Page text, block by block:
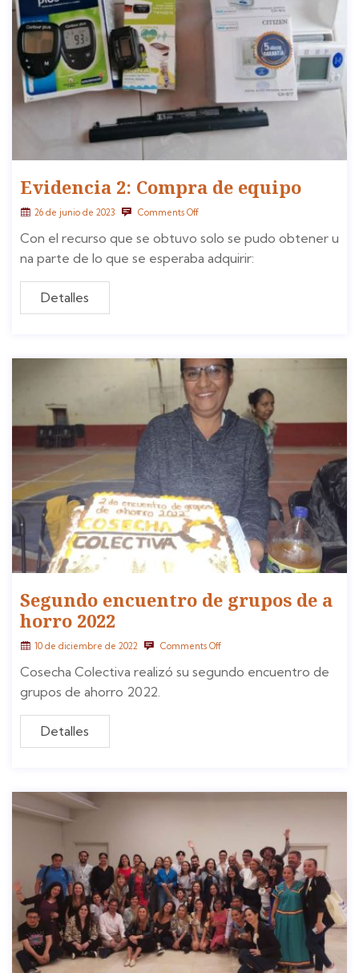
Evidencia 2: Compra de equipo
26 de junio de 2023 Comments Off
Con el recurso que se obtuvo solo se pudo obtener u
na parte de lo que se esperaba adquirir:
Detalles
Segundo encuentro de grupos de a
horro 2022
10 de diciembre de 2022 Comments Off
Cosecha Colectiva realizó su segundo encuentro de
grupos de ahorro 2022.
Detalles